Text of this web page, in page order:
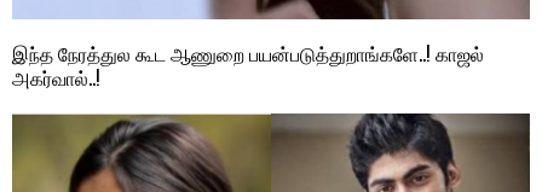
இந்த நேரத்துல கூட ஆணுறை பயன்படுத்துறாங்களே..! காஜல்
அகர்வால்..!